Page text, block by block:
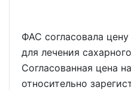
ФАС согласовала
для лечения
Согласованная цена
относительно